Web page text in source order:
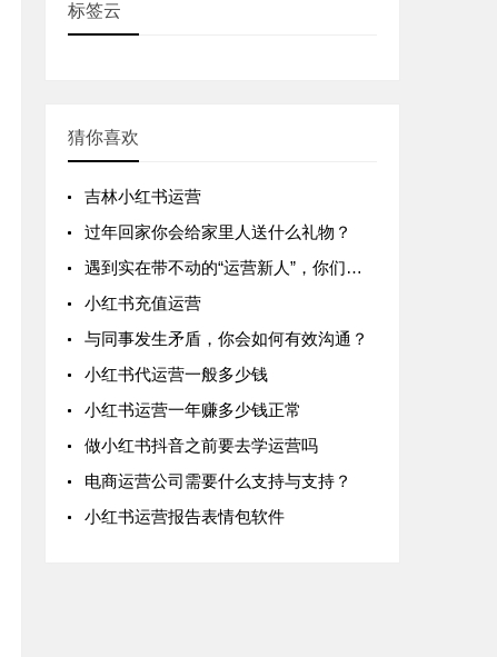
标签云
猜你喜欢
吉林小红书运营
过年回家你会给家里人送什么礼物？
遇到实在带不动的“运营新人”，你们一般是怎么处理的？
小红书充值运营
与同事发生矛盾，你会如何有效沟通？
小红书代运营一般多少钱
小红书运营一年赚多少钱正常
做小红书抖音之前要去学运营吗
电商运营公司需要什么支持与支持？
小红书运营报告表情包软件